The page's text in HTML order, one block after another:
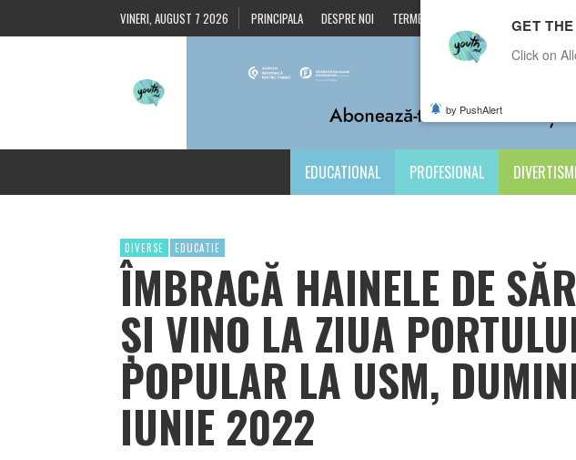
VINERI, AUGUST 7 2026 PRINCIPALA DESPRE NOI TERMENI ȘI CONDIȚII CONTACTE
EDUCATIONAL PROFESIONAL
DIVERSE EDUCATIE
ÎMBRACĂ HAINELE DE
ȘI VINO LA ZIUA
POPULAR LA USM,
IUNIE 2022
GET
Click on
by PushAlert